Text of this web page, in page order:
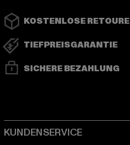
KOSTENLOSE RETOURE
TIEFPREISGARANTIE
SICHERE BEZAHLUNG